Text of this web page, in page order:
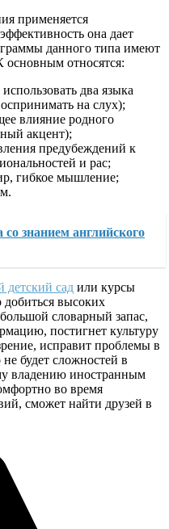
применяется
она дает
данного типа имеют
относятся:
два языка
на слух);
влияние родного
акцент);
предубеждений к
и рас;
гибкое мышление;
со знанием английского
детский сад или курсы
высоких
словарный запас,
постигнет культуру
исправит проблемы в
будет сложностей в
владению иностранным
во время
сможет найти друзей в